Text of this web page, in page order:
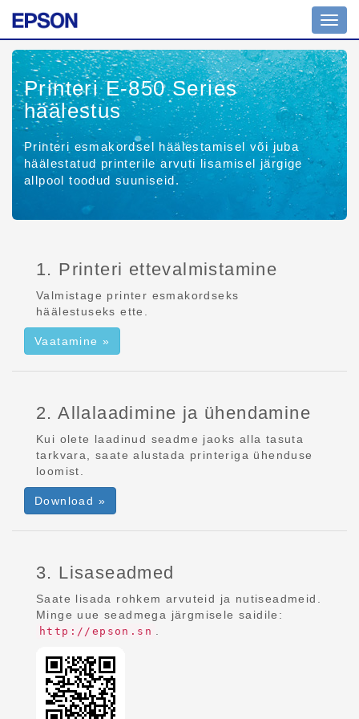
Printeri E-850 Series
häälestus
Printeri esmakordsel häälestamisel või juba
häälestatud printerile arvuti lisamisel järgige
allpool toodud suuniseid.
1. Printeri ettevalmistamine
Valmistage printer esmakordseks
häälestuseks ette.
Vaatamine »
2. Allalaadimine ja ühendamine
Kui olete laadinud seadme jaoks alla tasuta
tarkvara, saate alustada printeriga ühenduse
loomist.
Download »
3. Lisaseadmed
Saate lisada rohkem arvuteid ja nutiseadmeid.
Minge uue seadmega järgmisele saidile:
http://epson.sn